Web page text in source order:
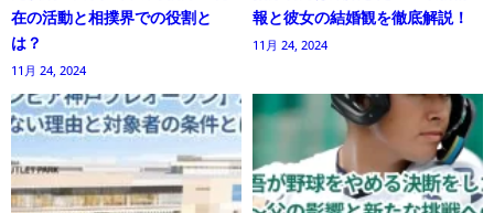
在の活動と相撲界での役割と
は？
11月 24, 2024
報と彼女の結婚観を徹底解説！
11月 24, 2024